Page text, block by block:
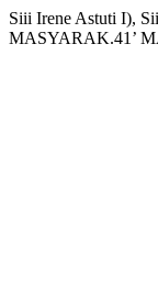
Siii Irene Astuti I),
MASYARAK.41’